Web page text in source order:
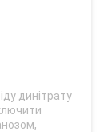
динітрату